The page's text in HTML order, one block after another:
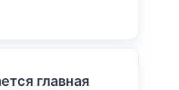
главная